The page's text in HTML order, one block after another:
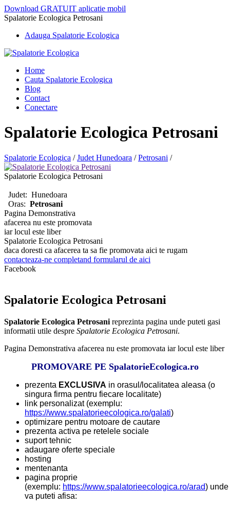
Download GRATUIT aplicatie mobil
Spalatorie Ecologica Petrosani
Adauga Spalatorie Ecologica
Home
Cauta Spalatorie Ecologica
Blog
Contact
Conectare
Spalatorie Ecologica Petrosani
Spalatorie Ecologica /Judet Hunedoara /Petrosani /
Spalatorie Ecologica Petrosani
Judet: Hunedoara
Oras: Petrosani
Pagina Demonstrativa
afacerea nu este promovata
iar locul este liber
Spalatorie Ecologica Petrosani
daca doresti ca afacerea ta sa fie promovata aici te rugam
contacteaza-ne completand formularul de aici
Facebook
Spalatorie Ecologica Petrosani
Spalatorie Ecologica Petrosani reprezinta pagina unde puteti gasi
informatii utile despre Spalatorie Ecologica Petrosani.
Pagina Demonstrativa afacerea nu este promovata iar locul este liber
PROMOVARE PE SpalatorieEcologica.ro
prezenta EXCLUSIVA in orasul/localitatea aleasa (o
singura firma pentru fiecare localitate)
link personalizat (exemplu:
https://www.spalatorieecologica.ro/galati)
optimizare pentru motoare de cautare
prezenta activa pe retelele sociale
suport tehnic
adaugare oferte speciale
hosting
mentenanta
pagina proprie
(exemplu: https://www.spalatorieecologica.ro/arad) unde
va puteti afisa: